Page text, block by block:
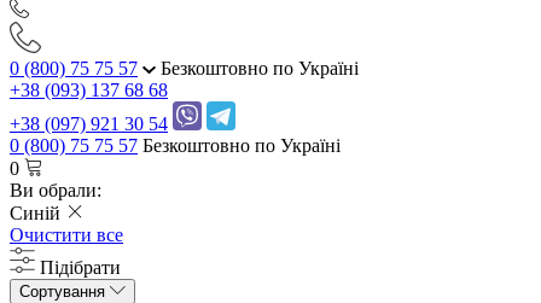
0 (800) 75 75 57
Безкоштовно по Україні
+38 (093) 137 68 68
+38 (097) 921 30 54
0 (800) 75 75 57 Безкоштовно по Україні
0
Ви обрали:
Синій
Очистити все
Підібрати
Сортування